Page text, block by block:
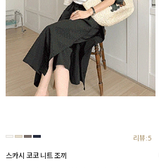
리뷰:5
스카시 코코 니트 조끼